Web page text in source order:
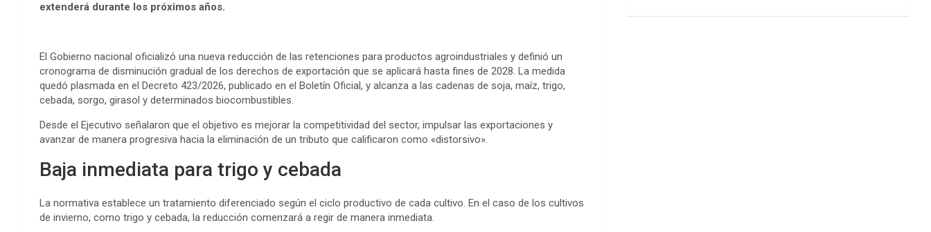
extenderá durante los próximos años.
El Gobierno nacional oficializó una nueva reducción de las retenciones para productos agroindustriales y definió un
cronograma de disminución gradual de los derechos de exportación que se aplicará hasta fines de 2028. La medida
quedó plasmada en el Decreto 423/2026, publicado en el Boletín Oficial, y alcanza a las cadenas de soja, maíz, trigo,
cebada, sorgo, girasol y determinados biocombustibles.
Desde el Ejecutivo señalaron que el objetivo es mejorar la competitividad del sector, impulsar las exportaciones y
avanzar de manera progresiva hacia la eliminación de un tributo que calificaron como «distorsivo».
Baja inmediata para trigo y cebada
La normativa establece un tratamiento diferenciado según el ciclo productivo de cada cultivo. En el caso de los cultivos
de invierno, como trigo y cebada, la reducción comenzará a regir de manera inmediata.